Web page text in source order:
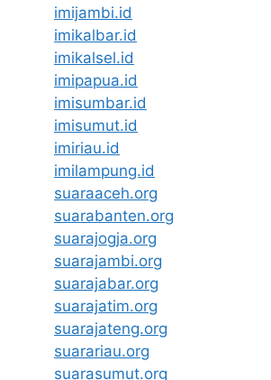
imijambi.id
imikalbar.id
imikalsel.id
imipapua.id
imisumbar.id
imisumut.id
imiriau.id
imilampung.id
suaraaceh.org
suarabanten.org
suarajogja.org
suarajambi.org
suarajabar.org
suarajatim.org
suarajateng.org
suarariau.org
suarasumut.org